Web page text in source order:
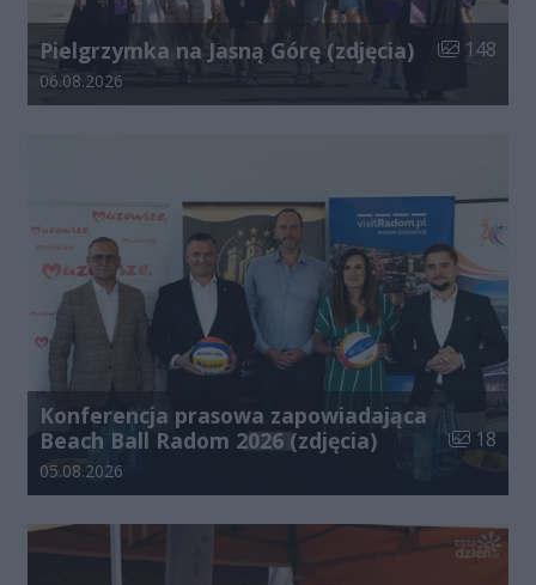
Pielgrzymka na Jasną Górę (zdjęcia) Liczba
148
Data dodania galerii:
06.08.2026
Konferencja prasowa zapowiadająca
Beach Ball Radom 2026 (zdjęcia)
Liczba
18
Data dodania galerii:
05.08.2026